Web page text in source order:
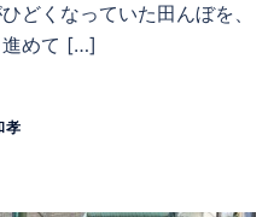
どくなっていた田んぼを、
進めて […]
孝